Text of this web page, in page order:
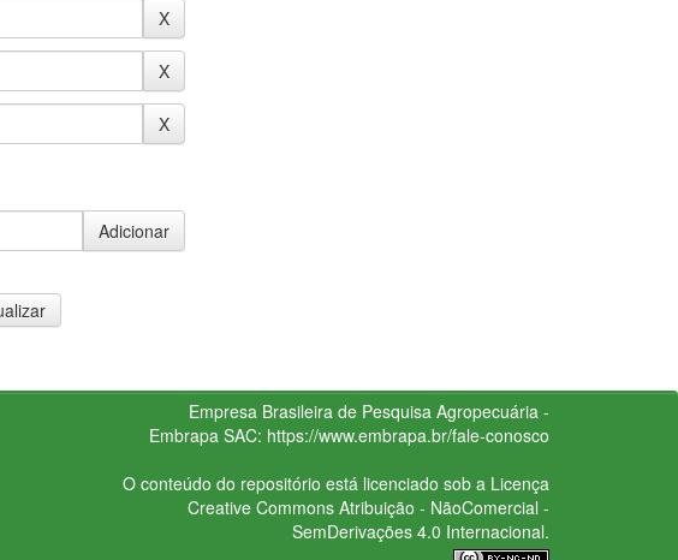
Empresa Brasileira de Pesquisa Agropecuária -
Embrapa SAC: https://www.embrapa.br/fale-conosco
O conteúdo do repositório está licenciado sob a Licença
Creative CommonsAtribuição - NãoComercial -
SemDerivações 4.0 Internacional.